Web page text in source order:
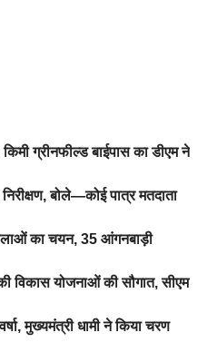
ग्रीनफील्ड बाईपास का डीएम ने
बोले—कोई पात्र मतदाता
का चयन, 35 आंगनबाड़ी
विकास योजनाओं की सौगात, सीएम
मुख्यमंत्री धामी ने किया चरण